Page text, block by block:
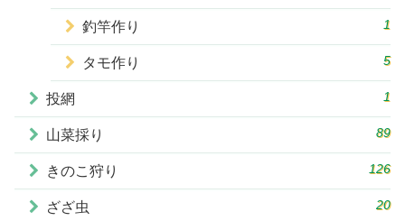
釣竿作り 1
タモ作り 5
投網 1
山菜採り 89
きのこ狩り 126
ざざ虫 20